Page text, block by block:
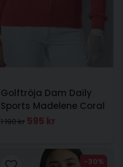
Golftröja Dam Daily
Sports Madelene Coral
1 190 kr 595 kr
-30%